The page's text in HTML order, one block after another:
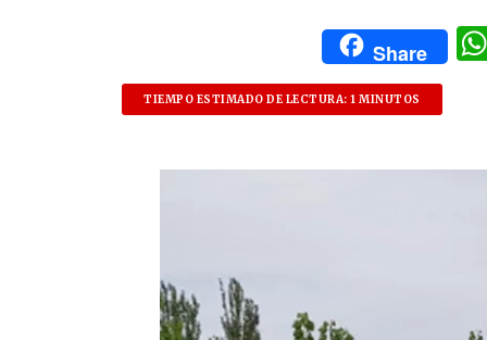
Share
TIEMPO ESTIMADO DE LECTURA: 1 MINUTOS